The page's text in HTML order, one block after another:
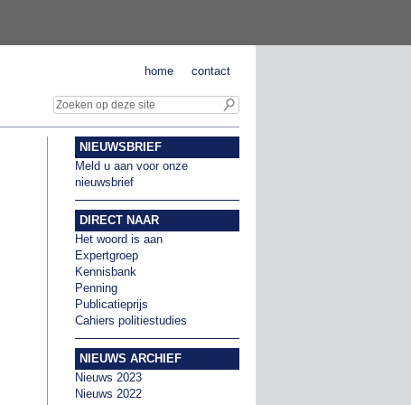
contact
home
NIEUWSBRIEF
Meld u aan voor onze
nieuwsbrief
DIRECT NAAR
Het woord is aan
Expertgroep
Kennisbank
Penning
Publicatieprijs
Cahiers politiestudies
NIEUWS ARCHIEF
Nieuws 2023
Nieuws 2022